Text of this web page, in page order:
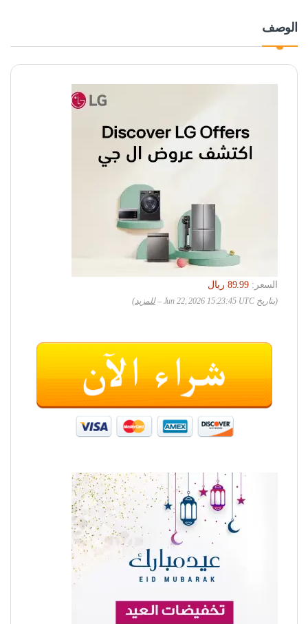
الوصف
السعر:
‏89.99 ريال
(بتاريخ Jun 22, 2026 15:23:45 UTC – للمزيد)